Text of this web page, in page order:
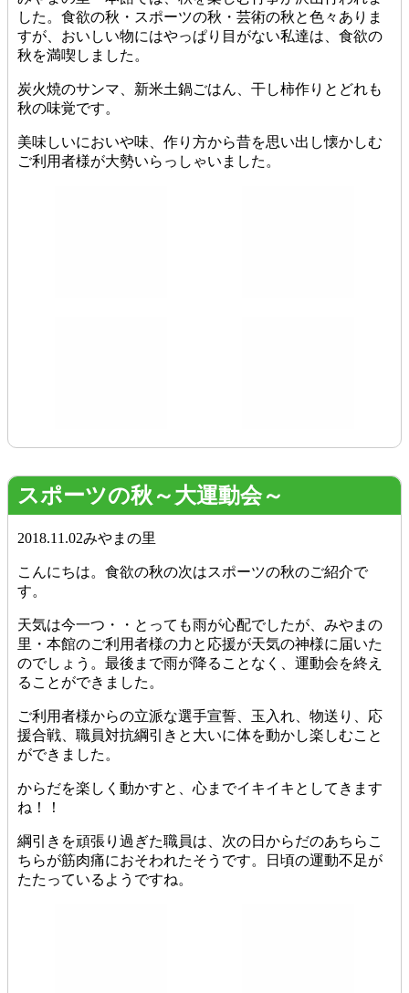
した。食欲の秋・スポーツの秋・芸術の秋と色々ありま
すが、おいしい物にはやっぱり目がない私達は、食欲の
秋を満喫しました。
炭火焼のサンマ、新米土鍋ごはん、干し柿作りとどれも
秋の味覚です。
美味しいにおいや味、作り方から昔を思い出し懐かしむ
ご利用者様が大勢いらっしゃいました。
スポーツの秋～大運動会～
2018.11.02みやまの里
こんにちは。食欲の秋の次はスポーツの秋のご紹介で
す。
天気は今一つ・・とっても雨が心配でしたが、みやまの
里・本館のご利用者様の力と応援が天気の神様に届いた
のでしょう。最後まで雨が降ることなく、運動会を終え
ることができました。
ご利用者様からの立派な選手宣誓、玉入れ、物送り、応
援合戦、職員対抗綱引きと大いに体を動かし楽しむこと
ができました。
からだを楽しく動かすと、心までイキイキとしてきます
ね！！
綱引きを頑張り過ぎた職員は、次の日からだのあちらこ
ちらが筋肉痛におそわれたそうです。日頃の運動不足が
たたっているようですね。